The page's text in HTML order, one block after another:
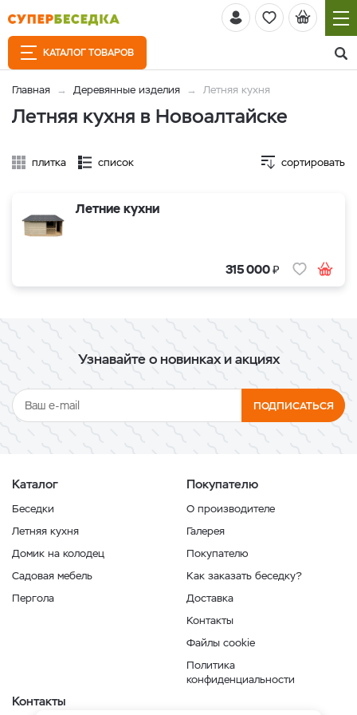
КАТАЛОГ ТОВАРОВ
Главная Деревянные изделия Летняя кухня
Летняя кухня в Новоалтайске
плитка список сортировать
Летние кухни
315 000₽
Узнавайте о новинках и акциях
ПОДПИСАТЬСЯ
Каталог
Беседки
Летняя кухня
Домик на колодец
Садовая мебель
Пергола
Покупателю
О производителе
Галерея
Покупателю
Как заказать беседку?
Доставка
Контакты
Файлы cookie
Политика
конфиденциальности
Контакты